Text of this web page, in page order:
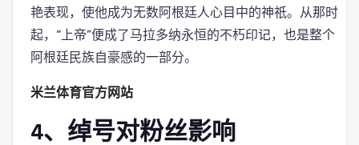
艳表现，使他成为无数阿根廷人心目中的神祇。从那时
起，“上帝”便成了马拉多纳永恒的不朽印记，也是整个
阿根廷民族自豪感的一部分。
米兰体育官方网站
4、绰号对粉丝影响